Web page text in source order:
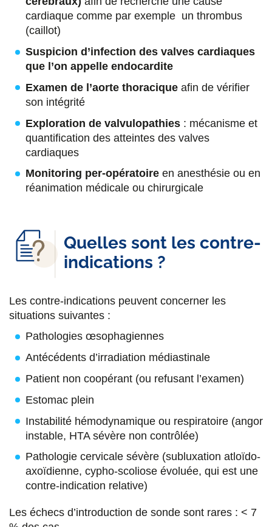
cardiaque comme par exemple un thrombus
(caillot)
Suspicion d’infection des valves cardiaques
que l’on appelle endocardite
Examen de l’aorte thoracique afin de vérifier
son intégrité
Exploration de valvulopathies : mécanisme et
quantification des atteintes des valves
cardiaques
Monitoring per-opératoire en anesthésie ou en
réanimation médicale ou chirurgicale
Quelles sont les contre-
indications ?
Les contre-indications peuvent concerner les
situations suivantes :
Pathologies œsophagiennes
Antécédents d’irradiation médiastinale
Patient non coopérant (ou refusant l’examen)
Estomac plein
Instabilité hémodynamique ou respiratoire (angor
instable, HTA sévère non contrôlée)
Pathologie cervicale sévère (subluxation atloïdo-
axoïdienne, cypho-scoliose évoluée, qui est une
contre-indication relative)
Les échecs d’introduction de sonde sont rares : < 7